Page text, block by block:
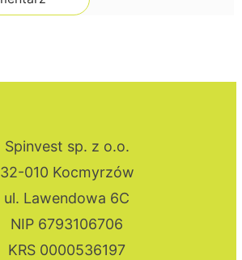
Spinvest sp. z o.o.
32-010 Kocmyrzów
ul. Lawendowa 6C
NIP 6793106706
KRS 0000536197